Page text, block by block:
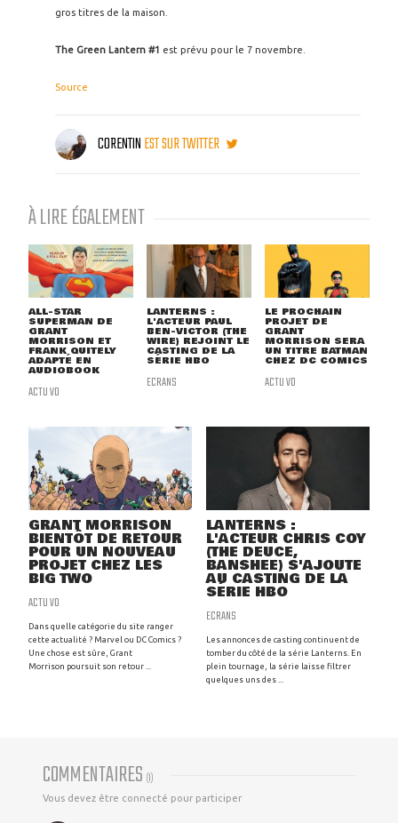
gros titres de la maison.
The Green Lantern #1 est prévu pour le 7 novembre.
Source
CORENTINEST SUR TWITTER
À LIRE ÉGALEMENT
ALL-STAR
SUPERMAN DE
GRANT
MORRISON ET
FRANK QUITELY
ADAPTÉ EN
AUDIOBOOK
ACTU VO
LANTERNS :
L'ACTEUR PAUL
BEN-VICTOR (THE
WIRE) REJOINT LE
CASTING DE LA
SÉRIE HBO
ECRANS
LE PROCHAIN
PROJET DE
GRANT
MORRISON SERA
UN TITRE BATMAN
CHEZ DC COMICS
ACTU VO
GRANT MORRISON
BIENTÔT DE RETOUR
POUR UN NOUVEAU
PROJET CHEZ LES
BIG TWO
ACTU VO
Dans quelle catégorie du site ranger
cette actualité ? Marvel ou DC Comics ?
Une chose est sûre, Grant
Morrison poursuit son retour ...
LANTERNS :
L'ACTEUR CHRIS COY
(THE DEUCE,
BANSHEE) S'AJOUTE
AU CASTING DE LA
SÉRIE HBO
ECRANS
Les annonces de casting continuent de
tomber du côté de la série Lanterns. En
plein tournage, la série laisse filtrer
quelques uns des ...
COMMENTAIRES (1)
Vous devez être connecté pour participer